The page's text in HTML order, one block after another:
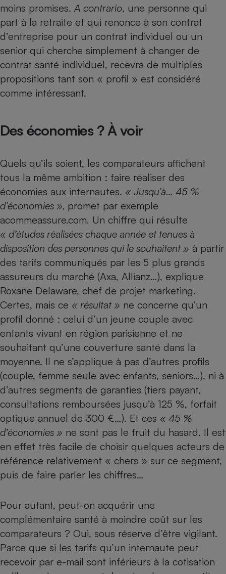
moins promises.A contrario, une personne qui
part à la retraite et qui renonce à son contrat
d’entreprise pour un contrat individuel ou un
senior qui cherche simplement à changer de
contrat santé individuel, recevra de multiples
propositions tant son « profil » est considéré
comme intéressant.
Des économies ? À voir
Quels qu’ils soient, les comparateurs affichent
tous la même ambition : faire réaliser des
économies aux internautes. « Jusqu’à… 45 %
d’économies », promet par exemple
acommeassure.com. Un chiffre qui résulte
« d’études réalisées chaque année et tenues à
disposition des personnes qui le souhaitent » à partir
des tarifs communiqués par les 5 plus grands
assureurs du marché (Axa, Allianz…), explique
Roxane Delaware, chef de projet marketing.
Certes, mais ce « résultat » ne concerne qu’un
profil donné : celui d’un jeune couple avec
enfants vivant en région parisienne et ne
souhaitant qu’une couverture santé dans la
moyenne. Il ne s’applique à pas d’autres profils
(couple, femme seule avec enfants, seniors…), ni à
d’autres segments de garanties (tiers payant,
consultations remboursées jusqu’à 125 %, forfait
optique annuel de 300 €…). Et ces « 45 %
d’économies » ne sont pas le fruit du hasard. Il est
en effet très facile de choisir quelques acteurs de
référence relativement « chers » sur ce segment,
puis de faire parler les chiffres…
Pour autant, peut-on acquérir une
complémentaire santé à moindre coût sur les
comparateurs ? Oui, sous réserve d’être vigilant.
Parce que si les tarifs qu’un internaute peut
recevoir par e-mail sont inférieurs à la cotisation